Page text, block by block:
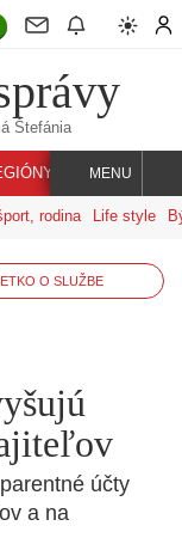
Štefánia
INDEX SVET
MENU
rodina Life style
O SLUŽBE
účty
a na